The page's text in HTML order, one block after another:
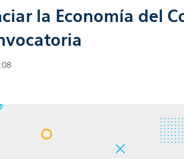
la Economía del